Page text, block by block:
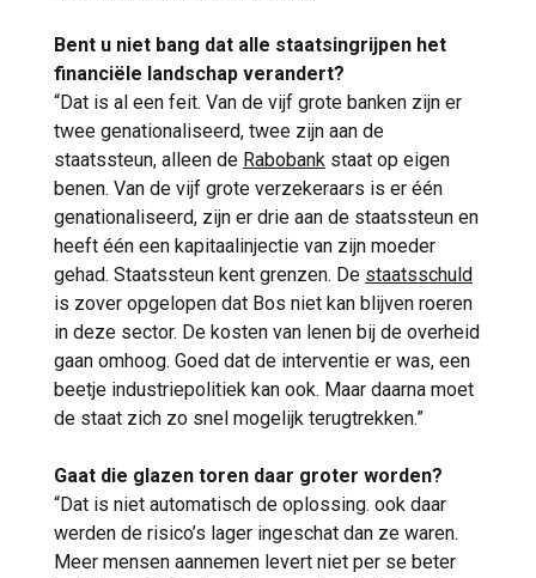
Bent u niet bang dat alle staatsingrijpen het
financiële landschap verandert?
“Dat is al een feit. Van de vijf grote banken zijn er
twee genationaliseerd, twee zijn aan de
staatssteun, alleen de Rabobank staat op eigen
benen. Van de vijf grote verzekeraars is er één
genationaliseerd, zijn er drie aan de staatssteun en
heeft één een kapitaalinjectie van zijn moeder
gehad. Staatssteun kent grenzen. De staatsschuld
is zover opgelopen dat Bos niet kan blijven roeren
in deze sector. De kosten van lenen bij de overheid
gaan omhoog. Goed dat de interventie er was, een
beetje industriepolitiek kan ook. Maar daarna moet
de staat zich zo snel mogelijk terugtrekken.”
Gaat die glazen toren daar groter worden?
“Dat is niet automatisch de oplossing. ook daar
werden de risico’s lager ingeschat dan ze waren.
Meer mensen aannemen levert niet per se beter